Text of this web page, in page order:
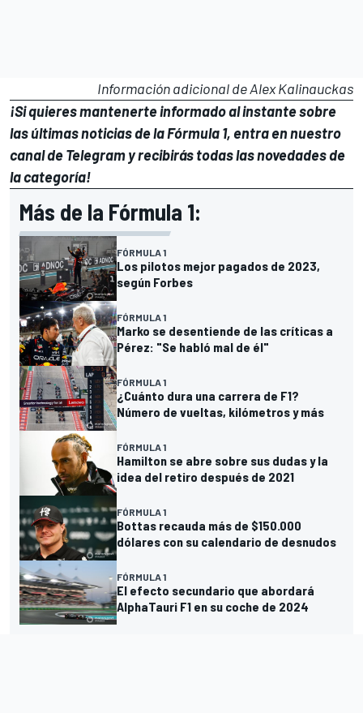
Información adicional de Alex Kalinauckas
¡Si quieres mantenerte informado al instante sobre
las últimas noticias de la Fórmula 1, entra ennuestro
canal de Telegramy recibirás todas las novedades de
la categoría!
Más de la Fórmula 1:
FÓRMULA 1
Los pilotos mejor pagados de 2023,
según Forbes
FÓRMULA 1
Marko se desentiende de las críticas a
Pérez: "Se habló mal de él"
FÓRMULA 1
¿Cuánto dura una carrera de F1?
Número de vueltas, kilómetros y más
FÓRMULA 1
Hamilton se abre sobre sus dudas y la
idea del retiro después de 2021
FÓRMULA 1
Bottas recauda más de $150.000
dólares con su calendario de desnudos
FÓRMULA 1
El efecto secundario que abordará
AlphaTauri F1 en su coche de 2024